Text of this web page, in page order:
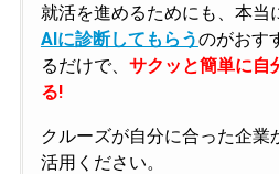
就活を進めるためにも、本当
AIに診断してもらうのがおす
るだけで、 サクッと簡単に自
る!
クルーズが自分に合った企業
活用ください。